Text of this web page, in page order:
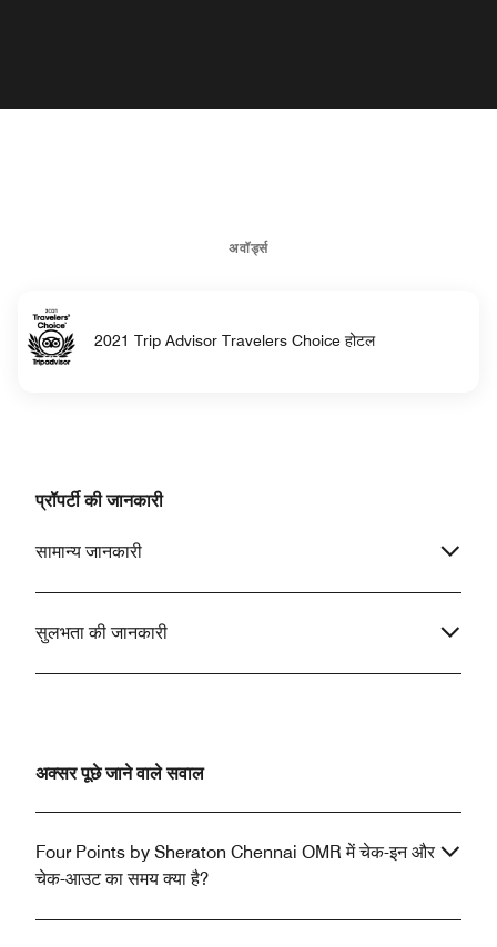
अवॉर्ड्स
2021 Trip Advisor Travelers Choice होटल
प्रॉपर्टी की जानकारी
सामान्य जानकारी
सुलभता की जानकारी
अक्सर पूछे जाने वाले सवाल
Four Points by Sheraton Chennai OMR में चेक-इन और
चेक-आउट का समय क्या है?